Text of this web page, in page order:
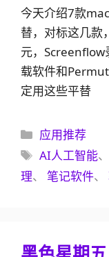
今天介绍7款
替，对标这几款
元，Screenflow
载软件和
定用这些平替
分
类
应用推荐
标
签
AI人工智能、
理、 笔记软件、